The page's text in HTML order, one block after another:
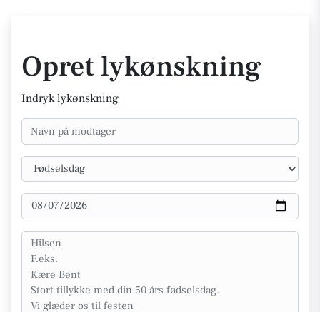
Opret lykønskning
Indryk lykønskning